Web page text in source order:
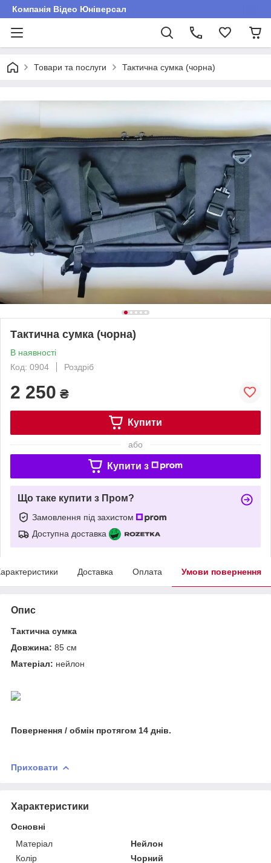
Компанія Відео Юніверсал
Товари та послуги Тактична сумка (чорна)
Тактична сумка (чорна)
В наявності
Код: 0904
Роздріб
2 250 ₴
Купити
або
Купити з
Що таке купити з Пром?
Замовлення під захистом
Доступна доставка
Доставка Оплата Умови повернення
Опис
Тактична сумка
Довжина: 85 см
Матеріал: нейлон
Повернення / обмін протягом 14 днів.
Приховати
Характеристики
Основні
Матеріал
Нейлон
Колір
Чорний